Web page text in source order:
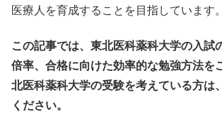
医療人を育成することを目指しています。
この記事では、東北医科薬科大学の入試
倍率、合格に向けた効率的な勉強方法を
北医科薬科大学の受験を考えている方は
ください。